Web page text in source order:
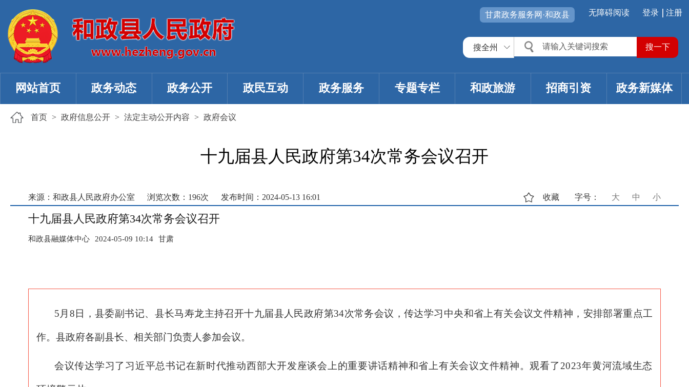
登录 注册
无障碍阅读
甘肃政务服务网·和政县
搜全州
网站首页 政务动态 政务公开 政民互动 政务服务 专题专栏 和政旅游 招商引资 政务新媒体
首页 > 政府信息公开 > 法定主动公开内容 > 政府会议
十九届县人民政府第34次常务会议召开
来源：和政县人民政府办公室 浏览次数： 196次 发布时间：2024-05-13 16:01 字号： 大 中 小
收藏
十九届县人民政府第34次常务会议召开
和政县融媒体中心 2024-05-09 10:14 甘肃
5 月 8 日，县委副书记、县长马寿龙主持召开十九届县人民政府第34次常务会议，传达学习中央和省上有关会议文件精神，安排部署重点工
作。县政府各副县长、相关部门负责人参加会议。
会议传达学习了习近平总书记在新时代推动西部大开发座谈会上的重要讲话精神和省上有关会议文件精神。观看了 2023年黄河流域生态